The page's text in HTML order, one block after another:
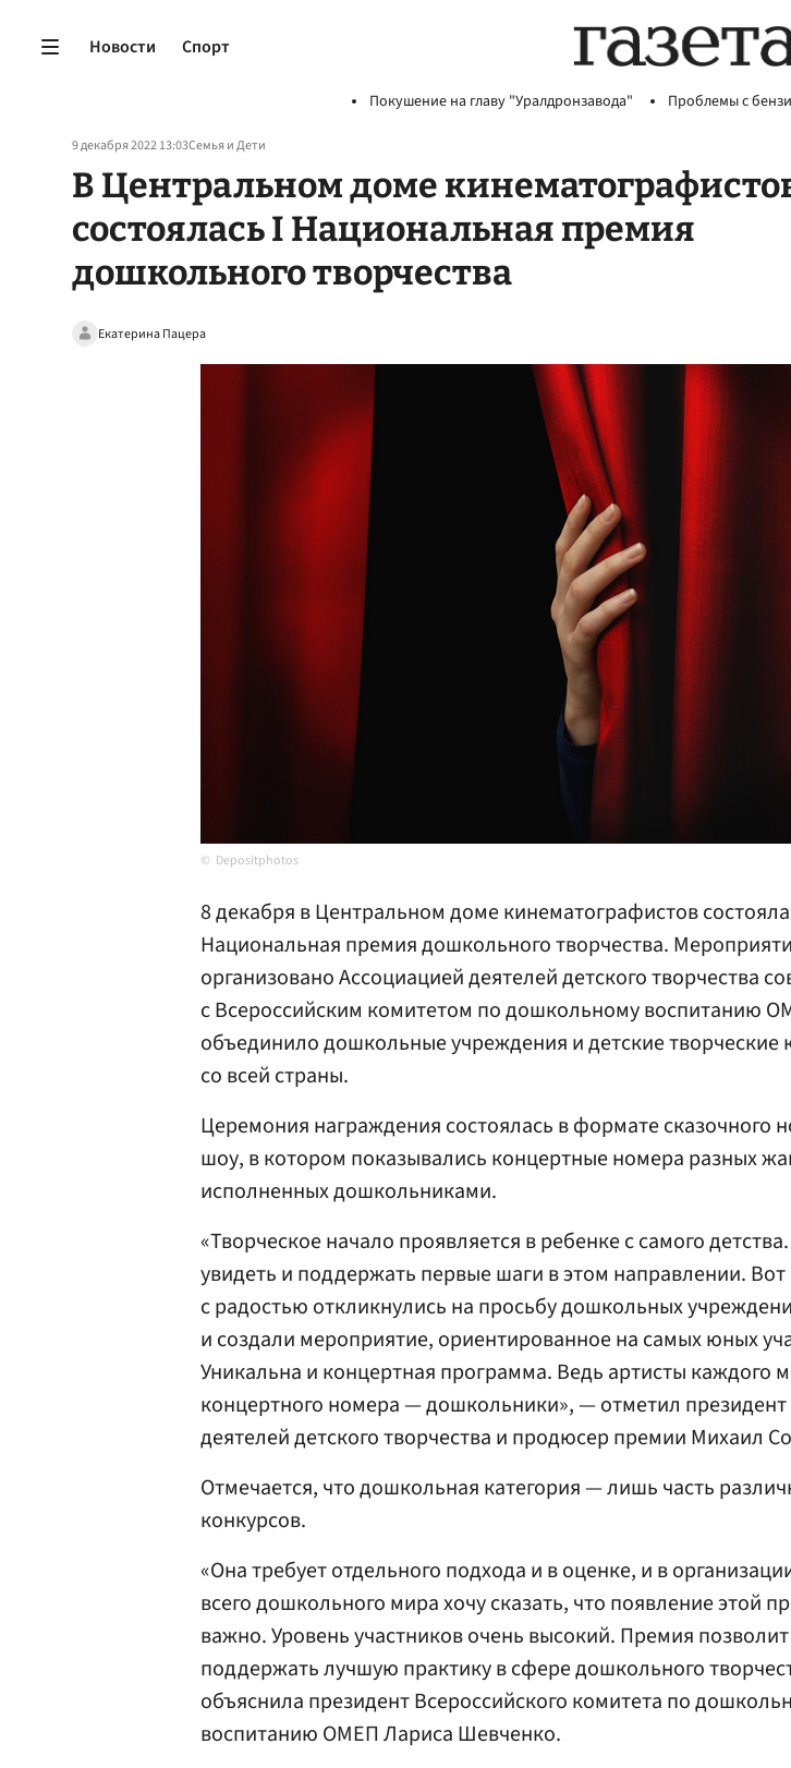
Новости Спорт
Покушение на главу "Уралдронзавода" Проблемы с
9 декабря 2022 13:03Семья и Дети
В Центральном доме
состоялась I Национальная премия
дошкольного творчества
Екатерина Пацера
Depositphotos
8 декабря в Центральном доме кинематографистов
Национальная премия дошкольного творчества.
организовано Ассоциацией деятелей детского творчества
с Всероссийским комитетом по дошкольному воспитанию
объединило дошкольные учреждения и детские творческие
со всей страны.
Церемония награждения состоялась в формате сказочного
шоу, в котором показывались концертные номера разных
исполненных дошкольниками.
«Творческое начало проявляется в ребенке с самого
увидеть и поддержать первые шаги в этом направлении.
с радостью откликнулись на просьбу дошкольных
и создали мероприятие, ориентированное на самых юных
Уникальна и концертная программа. Ведь артисты каждого
концертного номера — дошкольники», — отметил
деятелей детского творчества и продюсер премии Михаил
Отмечается, что дошкольная категория — лишь часть
конкурсов.
«Она требует отдельного подхода и в оценке, и в
всего дошкольного мира хочу сказать, что появление этой
важно. Уровень участников очень высокий. Премия
поддержать лучшую практику в сфере дошкольного
объяснила президент Всероссийского комитета по
воспитанию ОМЕП Лариса Шевченко.